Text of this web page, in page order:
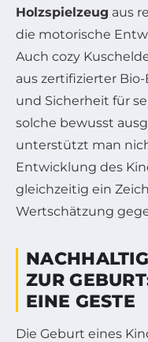
Holzspielzeug aus
die motorische
Auch cozy
aus zertifizierter
und Sicherheit für
solche bewusst
unterstützt man
Entwicklung des
gleichzeitig ein
Wertschätzung
ZUR
EINE GESTE
Die Geburt eines